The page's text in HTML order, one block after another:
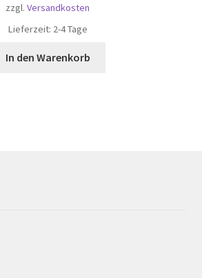
zzgl. Versandkosten
Lieferzeit: 2-4 Tage
In den Warenkorb